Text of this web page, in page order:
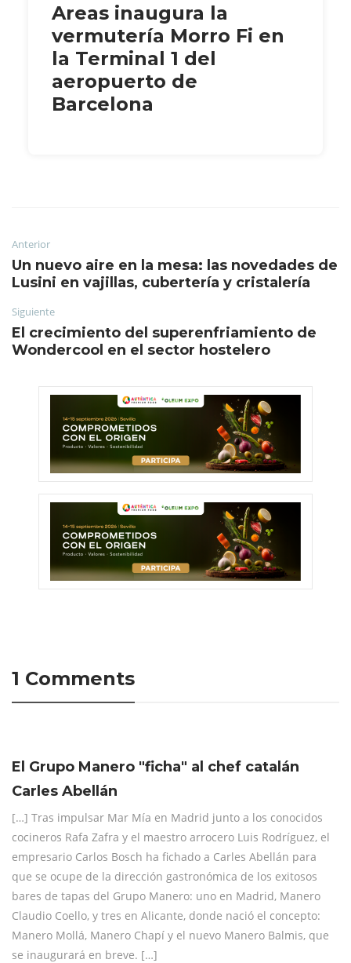
Areas inaugura la
vermutería Morro Fi en
la Terminal 1 del
aeropuerto de
Barcelona
Anterior
Un nuevo aire en la mesa: las novedades de
Lusini en vajillas, cubertería y cristalería
Siguiente
El crecimiento del superenfriamiento de
Wondercool en el sector hostelero
1 Comments
El Grupo Manero "ficha" al chef catalán
Carles Abellán
[…] Tras impulsar Mar Mía en Madrid junto a los conocidos
cocineros Rafa Zafra y el maestro arrocero Luis Rodríguez, el
empresario Carlos Bosch ha fichado a Carles Abellán para
que se ocupe de la dirección gastronómica de los exitosos
bares de tapas del Grupo Manero: uno en Madrid, Manero
Claudio Coello, y tres en Alicante, donde nació el concepto:
Manero Mollá, Manero Chapí y el nuevo Manero Balmis, que
se inaugurará en breve. […]